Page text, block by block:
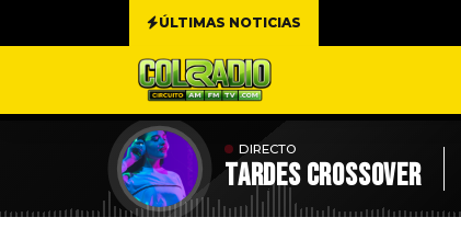
ÚLTIMAS NOTICIAS
DIRECTO
TARDES CROSSOVER